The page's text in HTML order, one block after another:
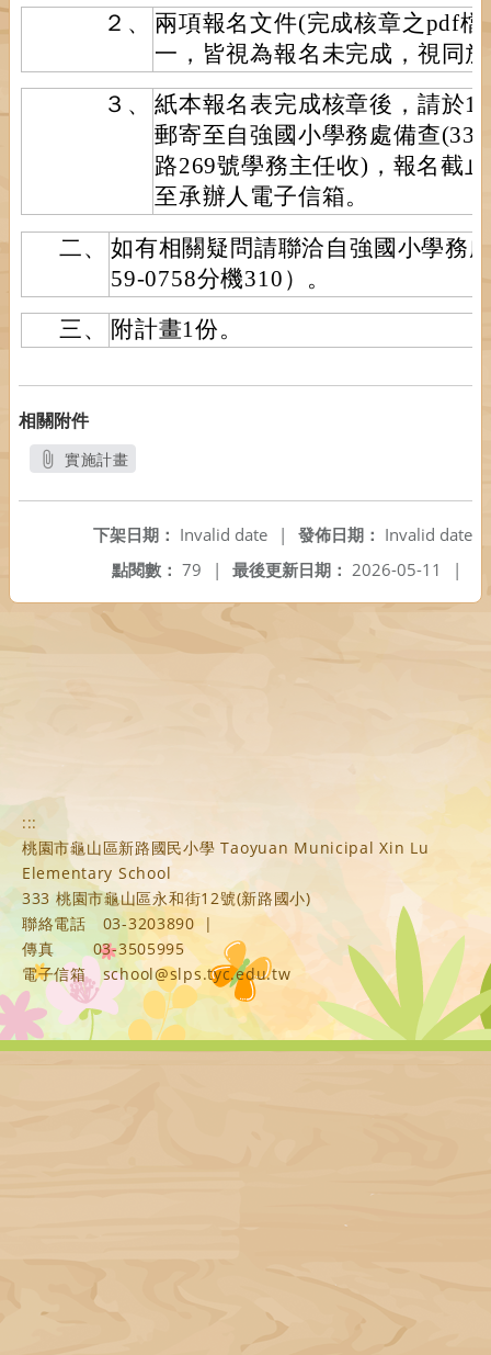
２、
兩項報名文件(完成核章之pdf
一，皆視為報名未完成，視同
３、
紙本報名表完成核章後，請於
郵寄至自強國小學務處備查
路269號學務主任收)，報名截
至承辦人電子信箱。
二、
如有相關疑問請聯洽自強國小學務
59-0758分機310）。
三、
附計畫1份。
相關附件
實施計畫
發佈日期： Invalid date
下架日期： Invalid date
|
最後更新日期： 2026-05-11 |
點閱數： 79 |
:::
桃園市龜山區新路國民小學 Taoyuan Municipal Xin Lu
Elementary School
333 桃園市龜山區永和街12號(新路國小)
聯絡電話
03-3203890
|
傳真
03-3505995
電子信箱
school@slps.tyc.edu.tw